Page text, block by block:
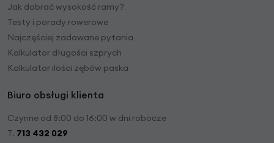
Jak dobrać wysokość ramy?
Testy i porady rowerowe
Najczęściej zadawane pytania
Kalkulator długości szprych
Kalkulator ilości zębów paska
Biuro obsługi klienta
Czynne od 8:00 do 16:00 w dni robocze
T. 713 432 029